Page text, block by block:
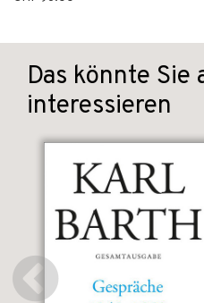
Das könnte Sie
interessieren